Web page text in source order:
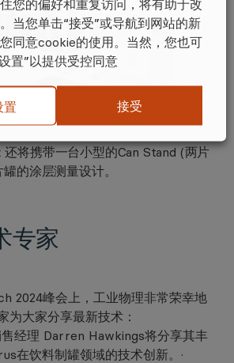
将携带一台小型的Can Stand (两片
的涂层测量设计。
专家
2024峰会上，工业物理非常荣幸地
为大家分享最新技术：
售经理 Darren Hawkings将分享其丰
在饮料制罐领域的技术创新。·
您的偏好和重复访问，将有助于改
当您单击“接受”或导航到网站的新
同意cookie的使用。当然，您也可
置”以提供受控同意
置 接受